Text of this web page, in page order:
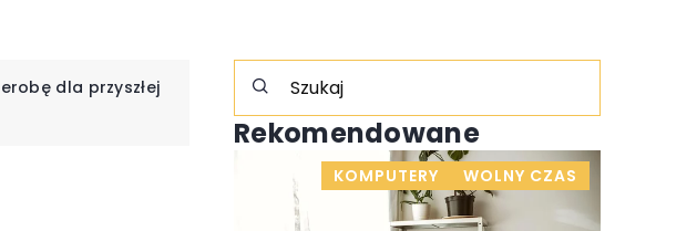
dla przyszłej
Rekomendowane
KOMPUTERY WOLNY CZAS